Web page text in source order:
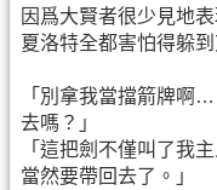
因爲大賢者很少見地
夏洛特全都害怕得躲
「別拿我當擋箭牌啊
去嗎？」
「這把劍不僅叫了我
當然要帶回去了。」